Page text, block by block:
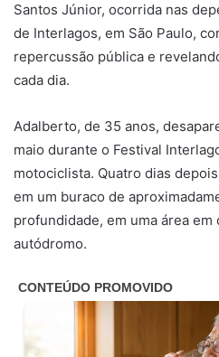
Santos Júnior, ocorrida nas
de Interlagos, em São Paulo,
repercussão pública e
cada dia.
Adalberto, de 35 anos,
maio durante o Festival
motociclista. Quatro dias
em um buraco de
profundidade, em uma área em
autódromo.